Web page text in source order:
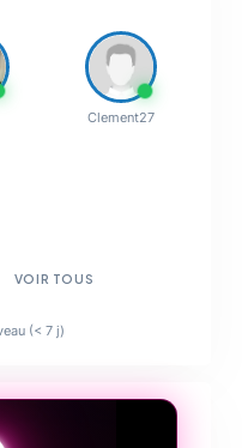
Clement27
VOIR TOUS
(< 7 j)